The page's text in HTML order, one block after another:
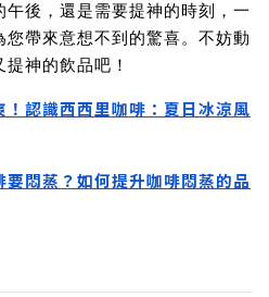
後，還是需要提神的時刻，一
帶來意想不到的驚喜。不妨動
神的飲品吧！
！認識西西里咖啡：夏日冰涼風
要悶蒸？如何提升咖啡悶蒸的品